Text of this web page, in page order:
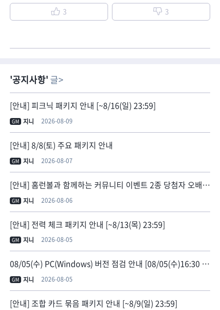
3 3
공지사항 글
[안내] 피크닉 패키지 안내 [~8/16(일) 23:59]
GM 지니 2026-08-09
[안내] 8/8(토) 주요 패키지 안내
GM 지니 2026-08-07
[안내] 홈런볼과 함께하는 커뮤니티 이벤트 2종 당첨자 오배송 안내
GM 지니 2026-08-06
[안내] 전력 체크 패키지 안내 [~8/13(목) 23:59]
GM 지니 2026-08-05
08/05(수) PC(Windows) 버전 점검 안내 [08/05(수)16:30 점검 종료]
GM 지니 2026-08-05
[안내] 조합 카드 묶음 패키지 안내 [~8/9(일) 23:59]